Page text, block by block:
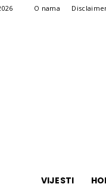
O nama
VIJESTI